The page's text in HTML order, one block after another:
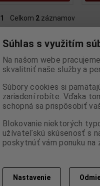
1 Celkom 2 záznamov
Súhlas s využitím
Na našom webe
skvalitniť naše služby a
Súbory cookies si
zariadení robíte. Vďaka
schopná sa prispôsobiť
Blokovanie niektorých
užívateľskú skúsenosť s
poskytnúť vám ponuku na
Nastavenie